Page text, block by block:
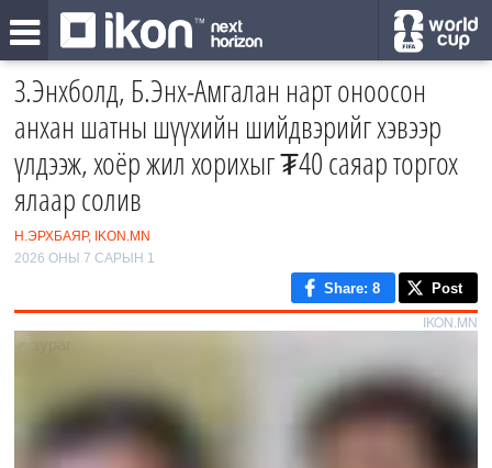
З.Энхболд, Б.Энх-Амгалан нарт оноосон
анхан шатны шүүхийн шийдвэрийг хэвээр
үлдээж, хоёр жил хорихыг ₮40 саяар торгох
ялаар солив
Н.ЭРХБАЯР, IKON.MN
2026 ОНЫ 7 САРЫН 1
Share: 8 Post
IKON.MN